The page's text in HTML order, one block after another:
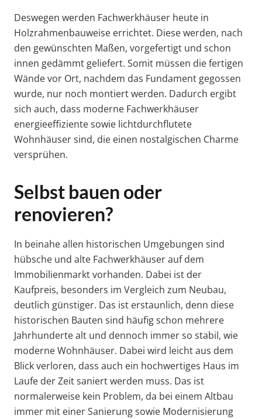
Deswegen werden Fachwerkhäuser heute in
Holzrahmenbauweise errichtet. Diese werden, nach
den gewünschten Maßen, vorgefertigt und schon
innen gedämmt geliefert. Somit müssen die fertigen
Wände vor Ort, nachdem das Fundament gegossen
wurde, nur noch montiert werden. Dadurch ergibt
sich auch, dass moderne Fachwerkhäuser
energieeffiziente sowie lichtdurchflutete
Wohnhäuser sind, die einen nostalgischen Charme
versprühen.
Selbst bauen oder
renovieren?
In beinahe allen historischen Umgebungen sind
hübsche und alte Fachwerkhäuser auf dem
Immobilienmarkt vorhanden. Dabei ist der
Kaufpreis, besonders im Vergleich zum Neubau,
deutlich günstiger. Das ist erstaunlich, denn diese
historischen Bauten sind häufig schon mehrere
Jahrhunderte alt und dennoch immer so stabil, wie
moderne Wohnhäuser. Dabei wird leicht aus dem
Blick verloren, dass auch ein hochwertiges Haus im
Laufe der Zeit saniert werden muss. Das ist
normalerweise kein Problem, da bei einem Altbau
immer mit einer Sanierung sowie Modernisierung